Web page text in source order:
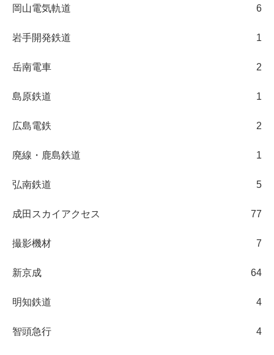
岡山電気軌道 6
岩手開発鉄道 1
岳南電車 2
島原鉄道 1
広島電鉄 2
廃線・鹿島鉄道 1
弘南鉄道 5
成田スカイアクセス 77
撮影機材 7
新京成 64
明知鉄道 4
智頭急行 4